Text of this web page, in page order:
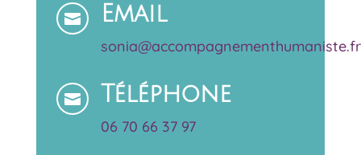
 Email
sonia@accompagnementhumaniste.fr
 Téléphone
06 70 66 37 97